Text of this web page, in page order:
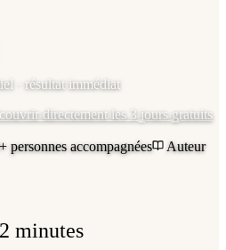
· résultat immédiat
directement les 3 jours gratuits
personnes accompagnées
Auteur
minutes